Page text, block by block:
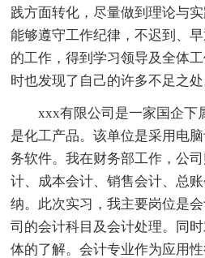
践方面转化，尽量做到理论与
能够遵守工作纪律，不迟到、
的工作，得到学习领导及全体
时也发现了自己的许多不足之处
xxx有限公司是一家国企下
是化工产品。该单位是采用电
务软件。我在财务部工作，公
计、成本会计、销售会计、总
纳。此次实习，我主要岗位是
司的会计科目及会计处理。同
体的了解。会计专业作为应用